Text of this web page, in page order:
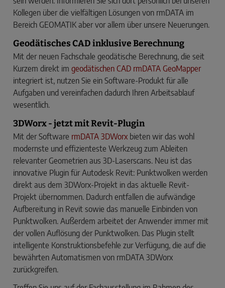
Kollegen über die vielfältigen Lösungen von rmDATA im
Bereich GEOMATIK aber vor allem über unsere Neuerungen.
Geodätisches CAD inklusive Berechnung
Mit der neuen Fachschale geodätische Berechnung, die seit
Kurzem direkt imgeodätischen CAD rmDATA GeoMapper
integriert ist, nutzen Sie ein Software-Produkt für alle
Aufgaben und vereinfachen dadurch Ihren Arbeitsablauf
wesentlich.
3DWorx - jetzt mit Revit-Plugin
Mit der Software rmDATA 3DWorx bieten wir das wohl
modernste und effizienteste Werkzeug zum Ableiten
relevanter Geometrien aus 3D-Laserscans. Neu ist das
innovative Plugin für Autodesk Revit: Punktwolken werden
direkt aus dem 3DWorx-Projekt in das aktuelle Revit-
Projekt übernommen. Dadurch entfallen die aufwändige
Aufbereitung in Revit sowie das manuelle Einbinden von
Punktwolken. Außerdem arbeitet der Anwender immer mit
der vollen Auflösung der Punktwolken. Das Plugin stellt
intelligente Konstruktionsbefehle zur Verfügung, die auf die
bewährten Automatismen von rmDATA 3DWorx
zurückgreifen.